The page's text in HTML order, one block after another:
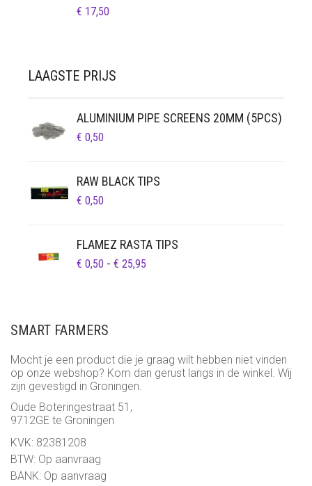
€ 17,50
LAAGSTE PRIJS
ALUMINIUM PIPE SCREENS 20MM (5PCS)
€ 0,50
RAW BLACK TIPS
€ 0,50
FLAMEZ RASTA TIPS
€ 0,50 - € 25,95
SMART FARMERS
Mocht je een product die je graag wilt hebben niet vinden
op onze webshop? Kom dan gerust langs in de winkel. Wij
zijn gevestigd in Groningen.
Oude Boteringestraat 51,
9712GE te Groningen
KVK: 82381208
BTW: Op aanvraag
BANK: Op aanvraag